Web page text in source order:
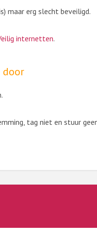
maar erg slecht beveiligd.
internetten.
door
tag niet en stuur